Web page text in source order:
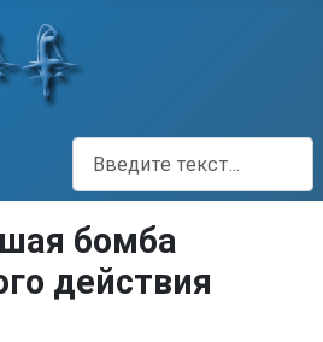
Поиск
бомба
действия